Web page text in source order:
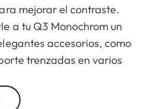
mejorar el contraste.
a tu Q3 Monochrom un
accesorios, como
trenzadas en varios